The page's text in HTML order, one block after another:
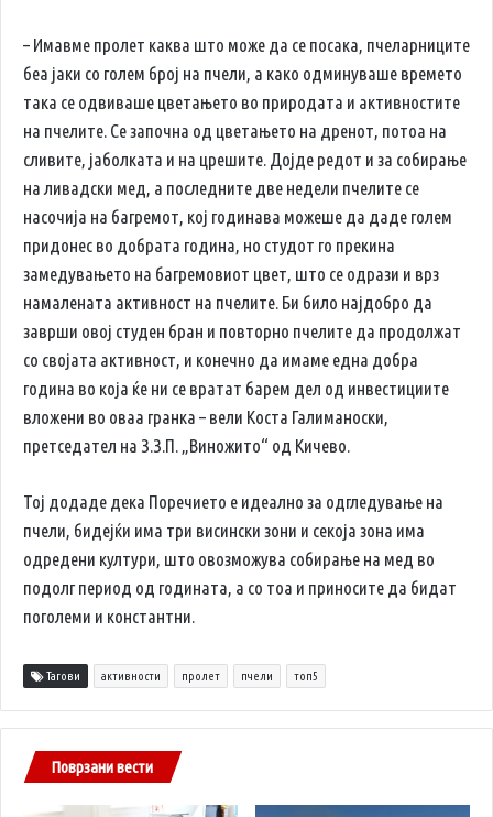
– Имавме пролет каква што може да се посака, пчеларниците
беа јаки со голем број на пчели, а како одминуваше времето
така се одвиваше цветањето во природата и активностите
на пчелите. Се започна од цветањето на дренот, потоа на
сливите, јаболката и на црешите. Дојде редот и за собирање
на ливадски мед, а последните две недели пчелите се
насочија на багремот, кој годинава можеше да даде голем
придонес во добрата година, но студот го прекина
замедувањето на багремовиот цвет, што се одрази и врз
намалената активност на пчелите. Би било најдобро да
заврши овој студен бран и повторно пчелите да продолжат
со својата активност, и конечно да имаме една добра
година во која ќе ни се вратат барем дел од инвестициите
вложени во оваа гранка – вели Коста Галиманоски,
претседател на З.З.П. „Виножито“ од Кичево.
Тој додаде дека Поречието е идеално за одгледување на
пчели, бидејќи има три висински зони и секоја зона има
одредени култури, што овозможува собирање на мед во
подолг период од годината, а со тоа и приносите да бидат
поголеми и константни.
Тагови активности пролет пчели топ5
Поврзани вести